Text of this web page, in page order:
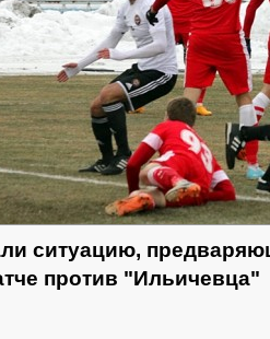
ситуацию,
против "Ильичевца"